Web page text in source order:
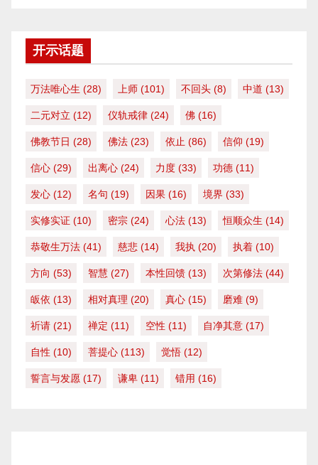
开示话题
万法唯心生 (28) 上师 (101) 不回头 (8) 中道 (13)
二元对立 (12) 仪轨戒律 (24) 佛 (16)
佛教节日 (28) 佛法 (23) 依止 (86) 信仰 (19)
信心 (29) 出离心 (24) 力度 (33) 功德 (11)
发心 (12) 名句 (19) 因果 (16) 境界 (33)
实修实证 (10) 密宗 (24) 心法 (13) 恒顺众生 (14)
恭敬生万法 (41) 慈悲 (14) 我执 (20) 执着 (10)
方向 (53) 智慧 (27) 本性回馈 (13) 次第修法 (44)
皈依 (13) 相对真理 (20) 真心 (15) 磨难 (9)
祈请 (21) 禅定 (11) 空性 (11) 自净其意 (17)
自性 (10) 菩提心 (113) 觉悟 (12)
誓言与发愿 (17) 谦卑 (11) 错用 (16)